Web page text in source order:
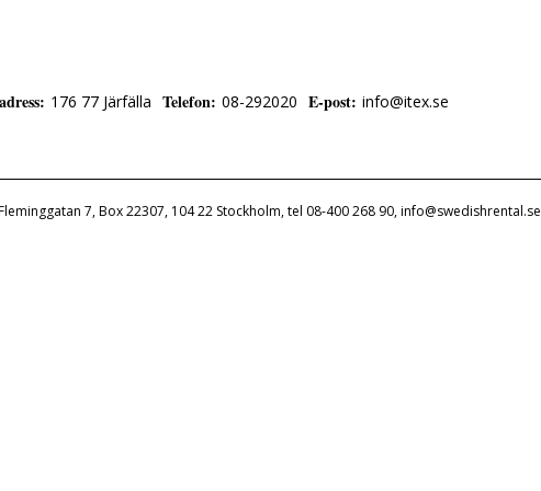
: 176 77 Järfälla Telefon: 08-292020 E-post: info@itex.se
7, Box 22307, 104 22 Stockholm, tel 08-400 268 90, info@swedishrental.se